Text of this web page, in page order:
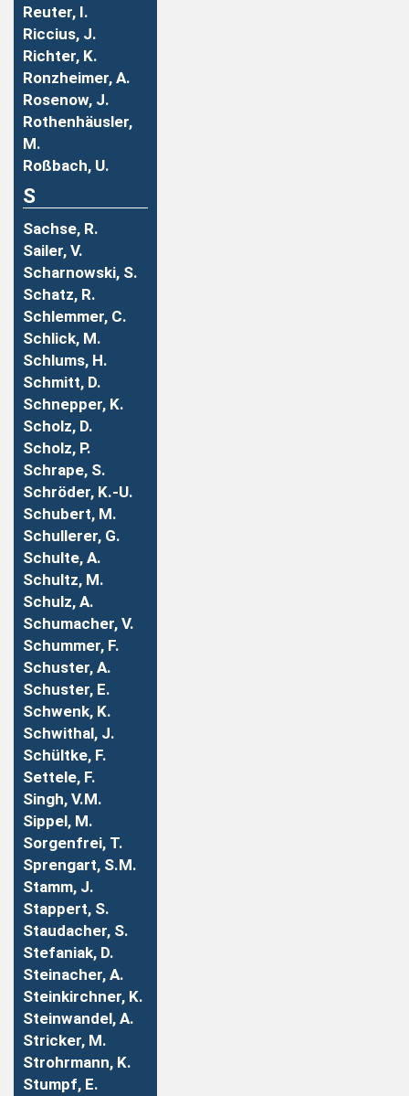
Reuter, I.
Riccius, J.
Richter, K.
Ronzheimer, A.
Rosenow, J.
Rothenhäusler,
M.
Roßbach, U.
S
Sachse, R.
Sailer, V.
Scharnowski, S.
Schatz, R.
Schlemmer, C.
Schlick, M.
Schlums, H.
Schmitt, D.
Schnepper, K.
Scholz, D.
Scholz, P.
Schrape, S.
Schröder, K.-U.
Schubert, M.
Schullerer, G.
Schulte, A.
Schultz, M.
Schulz, A.
Schumacher, V.
Schummer, F.
Schuster, A.
Schuster, E.
Schwenk, K.
Schwithal, J.
Schültke, F.
Settele, F.
Singh, V.M.
Sippel, M.
Sorgenfrei, T.
Sprengart, S.M.
Stamm, J.
Stappert, S.
Staudacher, S.
Stefaniak, D.
Steinacher, A.
Steinkirchner, K.
Steinwandel, A.
Stricker, M.
Strohrmann, K.
Stumpf, E.